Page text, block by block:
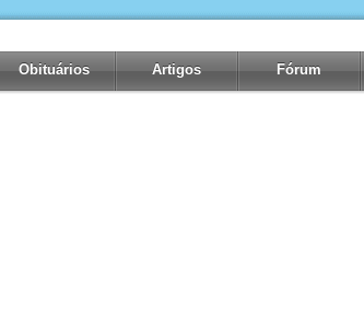
Obituários Artigos Fórum